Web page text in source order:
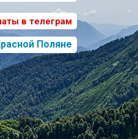
в телеграм
Поляне